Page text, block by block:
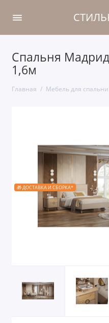
Спальня
1,6м
Главная Мебель для спальни
🎁 ДОСТАВКА И СБОРКА*